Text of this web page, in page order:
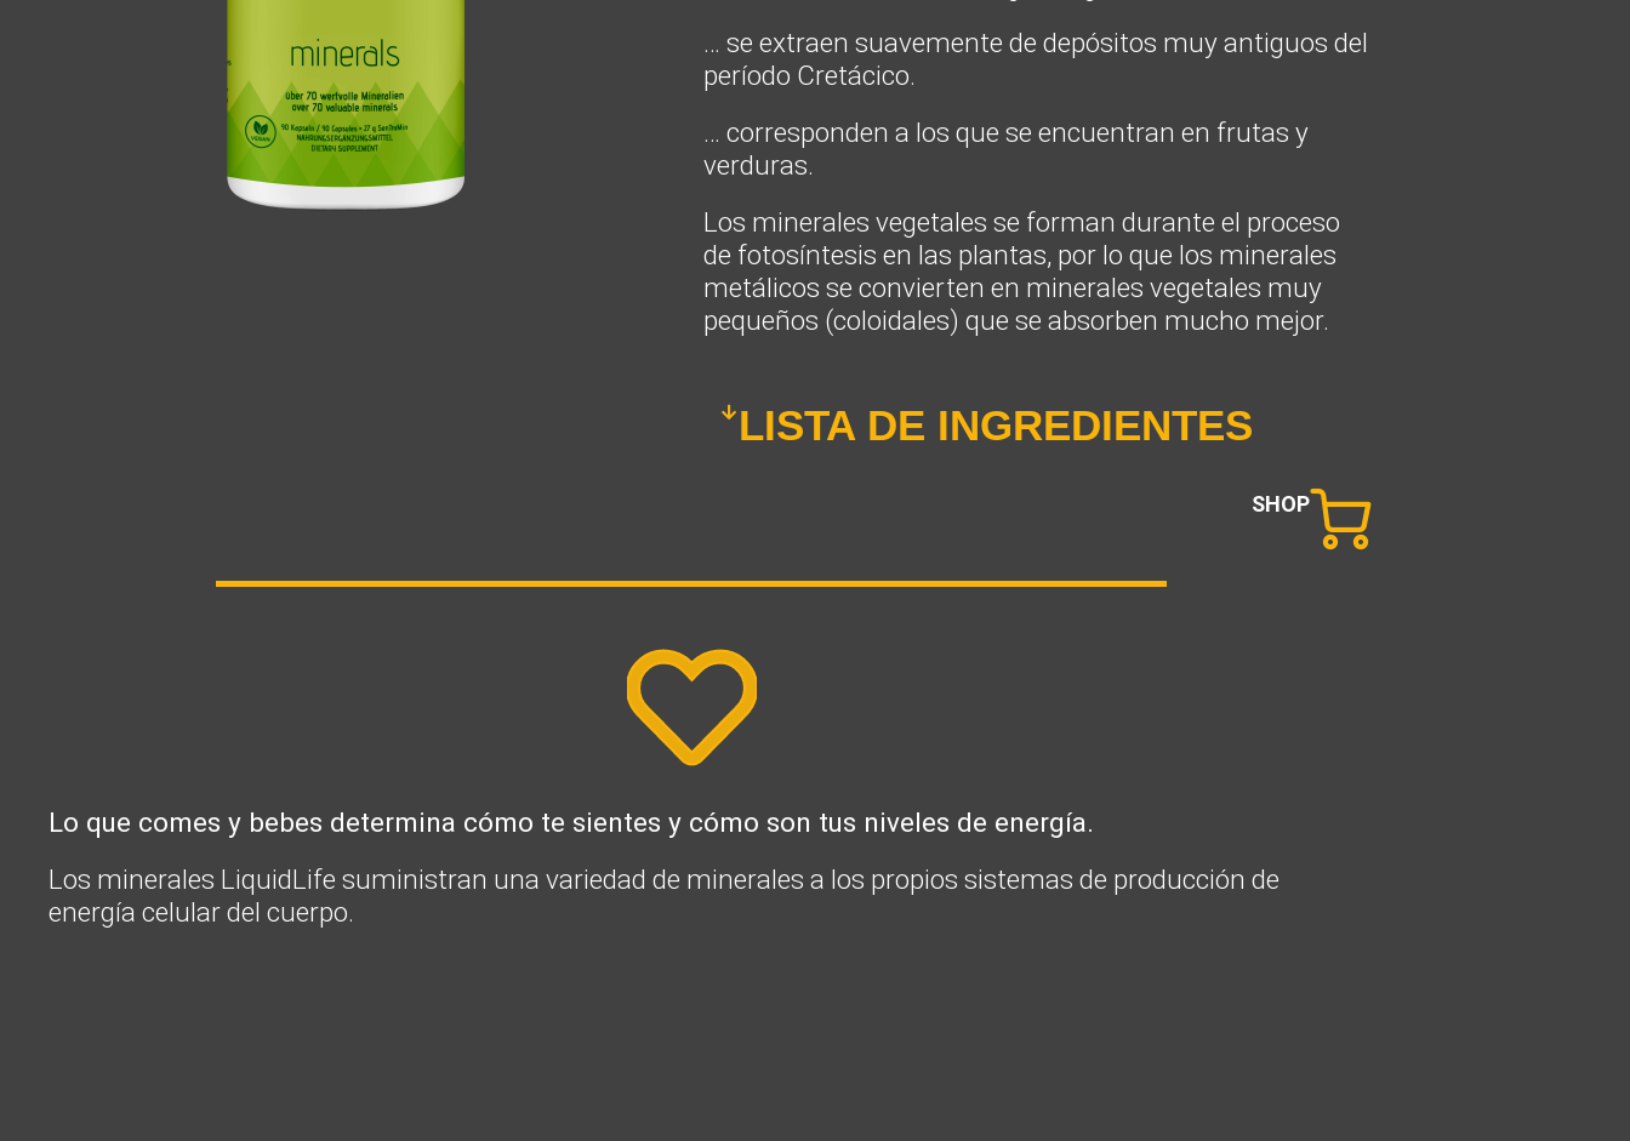
… se extraen suavemente de depósitos muy antiguos del
período Cretácico.
… corresponden a los que se encuentran en frutas y
verduras.
Los minerales vegetales se forman durante el proceso
de fotosíntesis en las plantas, por lo que los minerales
metálicos se convierten en minerales vegetales muy
pequeños (coloidales) que se absorben mucho mejor.
LISTA DE INGREDIENTES
SHOP
Lo que comes y bebes determina cómo te sientes y cómo son tus niveles de energía.
Los minerales LiquidLife suministran una variedad de minerales a los propios sistemas de producción de
energía celular del cuerpo.